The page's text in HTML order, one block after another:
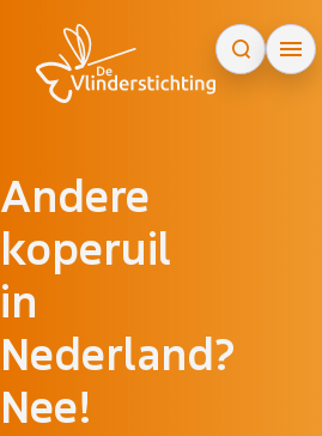
Andere
koperuil
in
Nederland?
Nee!